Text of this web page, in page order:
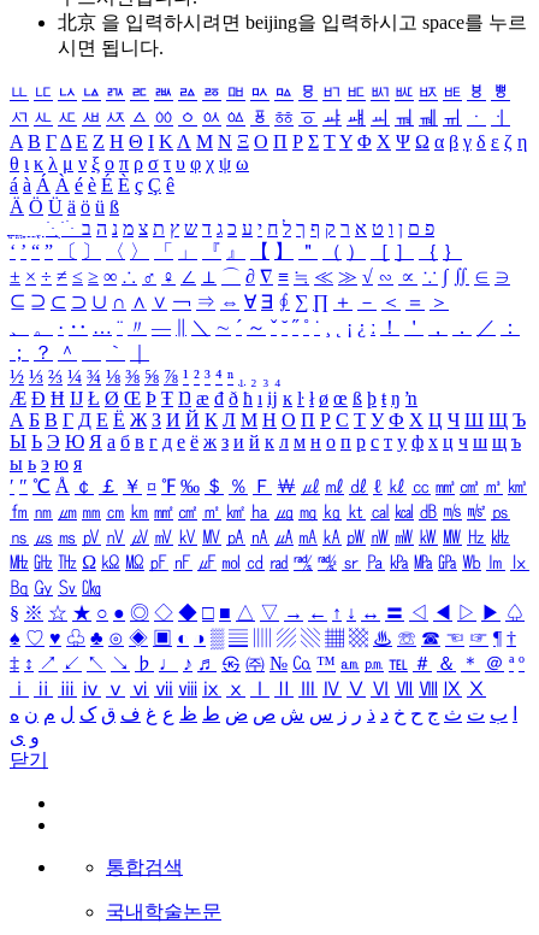
北京 을 입력하시려면 beijing을 입력하시고 space를 누르
시면 됩니다.
ㅥ ㅦ ㅧ ㅨ ㅩ ㅪ ㅫ ㅬ ㅭ ㅮ ㅯ ㅰ ㅱ ㅲ ㅳ ㅴ ㅵ ㅶ ㅷ ㅸ
ㅹ
ㅺ ㅻ ㅼ ㅽ ㅾ ㅿ ㆀ ㆁ ㆂ ㆃ ㆄ ㆅ ㆆ ㆇ ㆈ ㆉ ㆊ ㆋ ㆌ ㆍ
ㆎ
Α Β ΓΔ Ε Ζ Η Θ Ι ΚΛ Μ Ν Ξ Ο Π Ρ Σ ΤΥ Φ Χ Ψ Ω α β γ δ ε ζ η
θ ι κ λ μ ν ξ ο π ρ σ τ υ φ χ ψ ω
á à Á À é è É È ç Ç ê
Ä Ö Ü ä ö ü ß
ִֶֹ ֻּ ׁׂ פ ם ן ו ט א ר ק ף ך ל ח י ע כ ג ד ש ץ ת צ מ נ ה ב
‘ ’ “ ” 〔 〕 〈 〉 「 」 『 』 【 】 ＂ （ ） ［ ］ ｛ ｝
± × ÷ ≠ ≤ ≥ ∞ ∴ ♂ ♀ ∠ ⊥ ⌒ ∂ ∇ ≡ ≒ ≪ ≫ √ ∽ ∝ ∵ ∫ ∬ ∈ ∋
⊆ ⊇ ⊂ ⊃ ∪ ∩ ∧ ∨ ￢ ⇒ ⇔ ∀ ∃ ∮ ∑ ∏ ＋ － ＜ ＝
＞
、
。 · ‥ … ¨ 〃 ― ＼ ∼ ´ ～ ˇ ˘ ˝ ˚ ˙ ¸ ¡ ¿ ː ！ ＇ ， ． ／
：
；
？ ＾ ｀
½ ⅓ ⅔ ¼ ¾ ⅛ ⅜ ⅝ ⅞ ¹ ² ³ ⁴ ⁿ ₁ ₂ ₃ ₄
Æ Ð Ħ Ĳ Ł Ø Œ Þ Ŧ Ŋ æ đ ð ħ ı ĳ ĸ ŀ ł ø œ ß þ ŧ ŋ ŉ
А Б В Г Д Е Ё Ж З И Й К Л М Н О П Р С Т У Ф Х Ц Ч Ш Щ Ъ
Ы Ь Э Ю Я а б в г д е ё ж з и й к л м н о п р с т у ф х ц ч ш щ ъ
ы ь э ю я
′ ″ ℃ Å ￠ ￡ ￥ ¤ ℉ ‰ ＄ ％ Ｆ ￦ ㎕ ㎖ ㎗ ℓ ㎘ ㏄ ㎣ ㎤ ㎥ ㎦
㎙ ㎚ ㎛ ㎜ ㎝ ㎞ ㎟ ㎠ ㎡ ㎢ ㏊ ㎍ ㎎ ㎏ ㏏ ㎈ ㎉ ㏈ ㎧ ㎨ ㎰
㎱ ㎲ ㎳ ㎴ ㎵ ㎶ ㎷ ㎸ ㎹ ㎀ ㎁ ㎂ ㎃ ㎄ ㎺ ㎻ ㎽ ㎾ ㎿ ㎐ ㎑
㎒ ㎓ ㎔ Ω ㏀ ㏁ ㎊ ㎋ ㎌ ㏖ ㏅ ㎭ ㎮ ㎯ ㏛ ㎩ ㎪ ㎫ ㎬ ㏝ ㏐
㏓
㏃ ㏉ ㏜ ㏆
§ ※ ☆ ★ ○ ● ◎ ◇ ◆ □ ■ △ ▽ → ← ↑ ↓ ↔ 〓 ◁ ◀ ▷ ▶ ♤
♠ ♡ ♥ ♧ ♣ ⊙ ◈ ▣ ◐ ◑ ▒ ▤ ▨ ▧ ▦ ▩ ♨ ☏ ☎ ☜ ☞ ¶ †
‡ ↕ ↗ ↙ ↖ ↘ ♭ ♩ ♪ ♬ ㉿ ㈜ № ㏇ ™ ㏂ ㏘ ℡ ＃ ＆ ＊ ＠ ª º
ⅰ
ⅱ ⅲ ⅳ ⅴ ⅵ ⅶ ⅷ ⅸ ⅹ Ⅳ Ⅴ Ⅵ Ⅶ Ⅷ Ⅸ Ⅹ
ب ت ث ج ح خ د ذ ر ز س ش ص ض ط ظ ع غ ف ق ک ل م ن ه
و ی
닫기
통합검색
국내학술논문